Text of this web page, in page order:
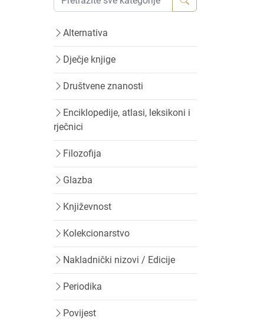
Alternativa
Dječje knjige
Društvene znanosti
Enciklopedije, atlasi, leksikoni i
rječnici
Filozofija
Glazba
Književnost
Kolekcionarstvo
Nakladnički nizovi / Edicije
Periodika
Povijest